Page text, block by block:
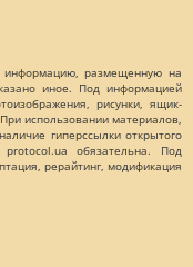
информацию, размещенную на
иное. Под информацией
рисунки, ящик-
использовании материалов,
гиперссылки открытого
обязательна. Под
рерайтинг, модификация